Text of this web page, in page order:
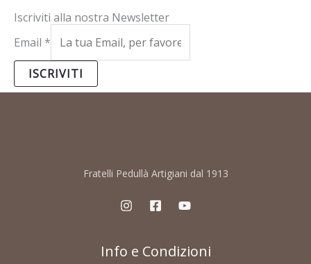
Iscriviti alla nostra Newsletter
Email *
ISCRIVITI
Fratelli Pedullà Artigiani dal 1913
Info e Condizioni